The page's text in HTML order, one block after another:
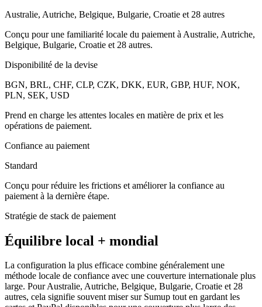
Australie, Autriche, Belgique, Bulgarie, Croatie et 28 autres
Conçu pour une familiarité locale du paiement à Australie, Autriche,
Belgique, Bulgarie, Croatie et 28 autres.
Disponibilité de la devise
BGN, BRL, CHF, CLP, CZK, DKK, EUR, GBP, HUF, NOK,
PLN, SEK, USD
Prend en charge les attentes locales en matière de prix et les
opérations de paiement.
Confiance au paiement
Standard
Conçu pour réduire les frictions et améliorer la confiance au
paiement à la dernière étape.
Stratégie de stack de paiement
Équilibre local + mondial
La configuration la plus efficace combine généralement une
méthode locale de confiance avec une couverture internationale plus
large. Pour Australie, Autriche, Belgique, Bulgarie, Croatie et 28
autres, cela signifie souvent miser sur Sumup tout en gardant les